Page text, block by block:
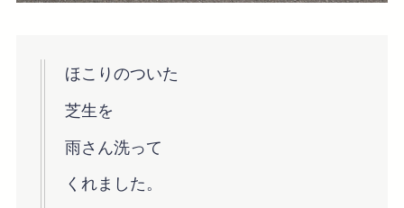
ほこりのついた
芝生を
雨さん洗って
くれました。